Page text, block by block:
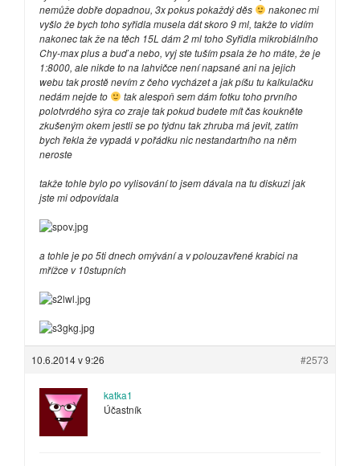
nemůže dobře dopadnou, 3x pokus pokaždý děs
nakonec mi
vyšlo že bych toho syřidla musela dát skoro 9 ml, takže to vidím
nakonec tak že na těch 15L dám 2 ml toho Syřidla mikrobiálního
Chy-max plus a buď a nebo, vyj ste tuším psala že ho máte, že je
1:8000, ale nikde to na lahvičce není napsané ani na jejich
webu tak prostě nevím z čeho vycházet a jak píšu tu kalkulačku
nedám nejde to
tak alespoň sem dám fotku toho prvního
polotvrdého sýra co zraje tak pokud budete mít čas koukněte
zkušeným okem jestli se po týdnu tak zhruba má jevit, zatím
bych řekla že vypadá v pořádku nic nestandartního na něm
neroste
takže tohle bylo po vylisování to jsem dávala na tu diskuzi jak
jste mi odpovídala
a tohle je po 5ti dnech omývání a v polouzavřené krabici na
mřížce v 10stupních
10.6.2014 v 9:26 #2573
katka1
Účastník